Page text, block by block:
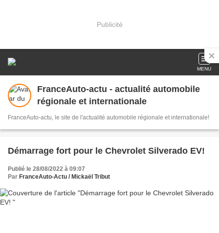
Publicité
MENU
FranceAuto-actu - actualité automobile
régionale et internationale
FranceAuto-actu, le site de l'actualité automobile régionale et internationale!
Démarrage fort pour le Chevrolet Silverado EV!
Publié le 28/08/2022 à 09:07
Par FranceAuto-Actu / Mickaël Tribut